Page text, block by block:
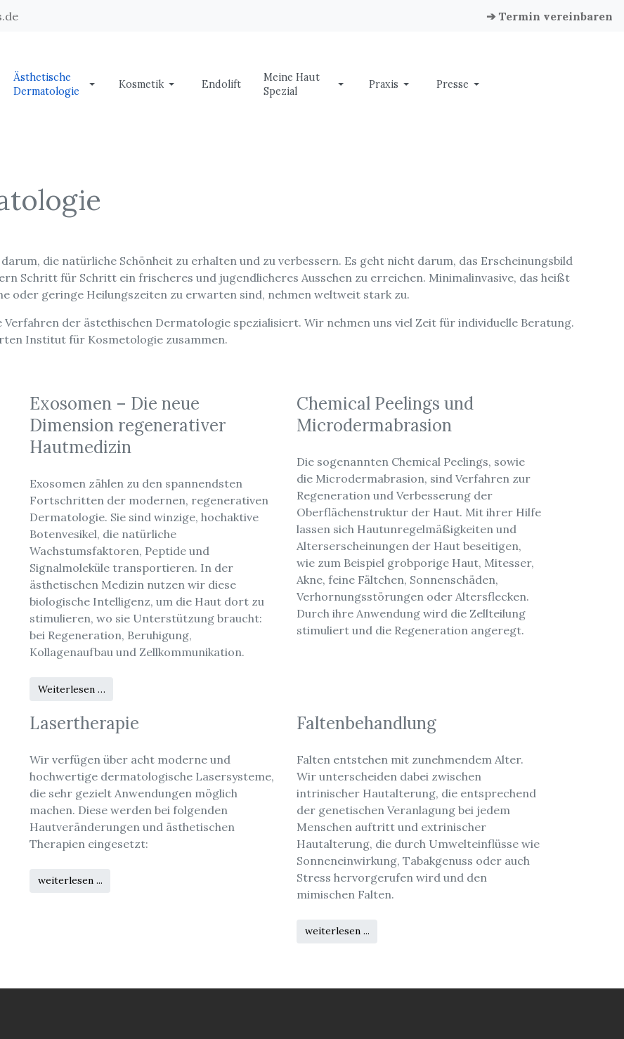
➔ Termin vereinbaren
Ästhetische
Dermatologie
Kosmetik Endolift
Meine Haut
Spezial
Praxis Presse
die natürliche Schönheit zu erhalten und zu verbessern. Es geht nicht darum, das Erscheinungsbild
Schritt für Schritt ein frischeres und jugendlicheres Aussehen zu erreichen. Minimalinvasive, das heißt
oder geringe Heilungszeiten zu erwarten sind, nehmen weltweit stark zu.
Verfahren der ästethischen Dermatologie spezialisiert. Wir nehmen uns viel Zeit für individuelle Beratung.
Institut für Kosmetologie zusammen.
Exosomen – Die neue
Dimension regenerativer
Hautmedizin
Exosomen zählen zu den spannendsten
Fortschritten der modernen, regenerativen
Dermatologie. Sie sind winzige, hochaktive
Botenvesikel, die natürliche
Wachstumsfaktoren, Peptide und
Signalmoleküle transportieren. In der
ästhetischen Medizin nutzen wir diese
biologische Intelligenz, um die Haut dort zu
stimulieren, wo sie Unterstützung braucht:
bei Regeneration, Beruhigung,
Kollagenaufbau und Zellkommunikation.
Weiterlesen …
Chemical Peelings und
Microdermabrasion
Die sogenannten Chemical Peelings, sowie
die Microdermabrasion, sind Verfahren zur
Regeneration und Verbesserung der
Oberflächenstruktur der Haut. Mit ihrer Hilfe
lassen sich Hautunregelmäßigkeiten und
Alterserscheinungen der Haut beseitigen,
wie zum Beispiel grobporige Haut, Mitesser,
Akne, feine Fältchen, Sonnenschäden,
Verhornungsstörungen oder Altersflecken.
Durch ihre Anwendung wird die Zellteilung
stimuliert und die Regeneration angeregt.
Lasertherapie
Wir verfügen über acht moderne und
hochwertige dermatologische Lasersysteme,
die sehr gezielt Anwendungen möglich
machen. Diese werden bei folgenden
Hautveränderungen und ästhetischen
Therapien eingesetzt:
weiterlesen ...
Faltenbehandlung
Falten entstehen mit zunehmendem Alter.
Wir unterscheiden dabei zwischen
intrinischer Hautalterung, die entsprechend
der genetischen Veranlagung bei jedem
Menschen auftritt und extrinischer
Hautalterung, die durch Umwelteinflüsse wie
Sonneneinwirkung, Tabakgenuss oder auch
Stress hervorgerufen wird und den
mimischen Falten.
weiterlesen ...